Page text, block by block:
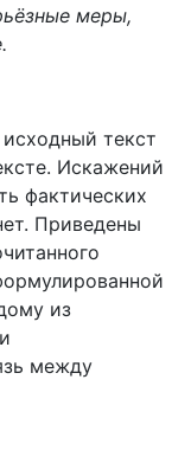
меры,
текст
Искажений
фактических
Приведены
из
между